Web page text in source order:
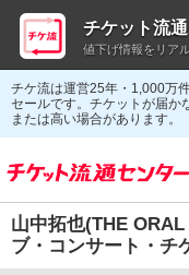
チケ流は運営25年・1,000万
セールです。チケットが届か
または高い場合があります。
山中拓也(THE
ブ・コンサート・チ
チケット流
値下げ情報をリア